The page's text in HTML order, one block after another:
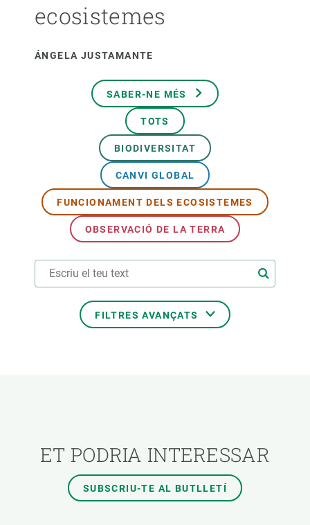
ecosistemes
ÁNGELA JUSTAMANTE
SABER-NE MÉS
TOTS
BIODIVERSITAT
CANVI GLOBAL
FUNCIONAMENT DELS ECOSISTEMES
OBSERVACIÓ DE LA TERRA
FILTRES AVANÇATS
FORMAT
ET PODRIA INTERESSAR
SUBSCRIU-TE AL BUTLLETÍ